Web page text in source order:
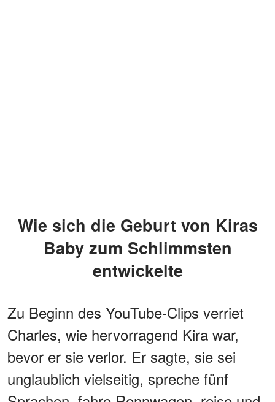
Wie sich die Geburt von Kiras
Baby zum Schlimmsten
entwickelte
Zu Beginn des YouTube-Clips verriet
Charles, wie hervorragend Kira war,
bevor er sie verlor. Er sagte, sie sei
unglaublich vielseitig, spreche fünf